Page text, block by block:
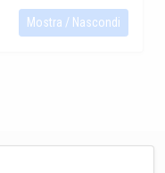
Mostra / Nascondi